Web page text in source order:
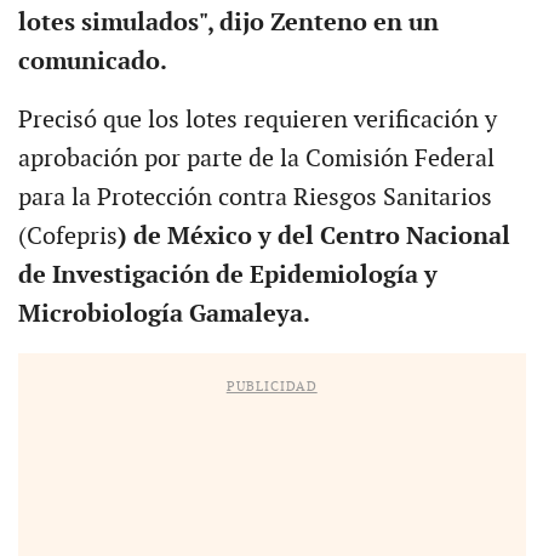
lotes simulados", dijo Zenteno en un
comunicado.
Precisó que los lotes requieren verificación y
aprobación por parte de la Comisión Federal
para la Protección contra Riesgos Sanitarios
(Cofepris) de México y del Centro Nacional
de Investigación de Epidemiología y
Microbiología Gamaleya.
PUBLICIDAD